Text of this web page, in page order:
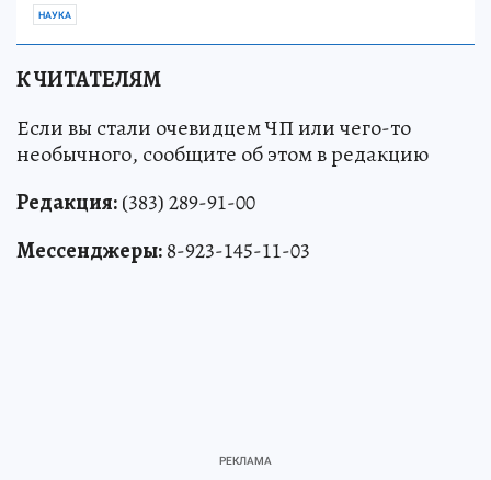
НАУКА
К ЧИТАТЕЛЯМ
Если вы стали очевидцем ЧП или чего-то
необычного, сообщите об этом в редакцию
Редакция:(383) 289-91-00
Мессенджеры:8-923-145-11-03